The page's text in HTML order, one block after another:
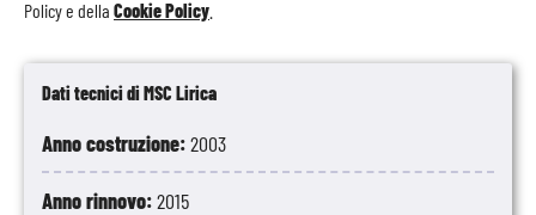
Dati tecnici di MSC Lirica
Anno costruzione:2003
Anno rinnovo:2015
Policye della Cookie Policy